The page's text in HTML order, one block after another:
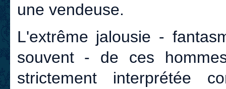
une vendeuse.
L'extrême jalousie -
souvent - de ces
strictement interprétée